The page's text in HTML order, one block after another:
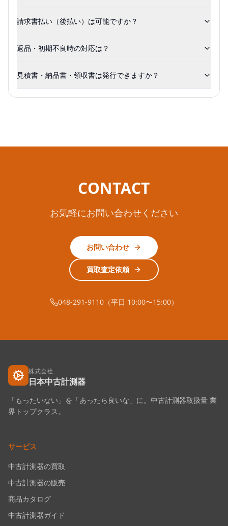
請求書払い（後払い）は可能ですか？
返品・初期不良時の対応は？
見積書・納品書・領収書は発行できますか？
CONTACT
お気軽にお問い合わせください
お問い合わせ
買取査定依頼
048-291-9110（平日 10:00〜15:00）
株式会社
日本中古計測器
「もったいない」を「あったら良いな」に。中古計測器取扱量 業
界トップクラス。
サービス
中古計測器の買取
中古計測器の販売
商品カタログ
中古計測器ガイド